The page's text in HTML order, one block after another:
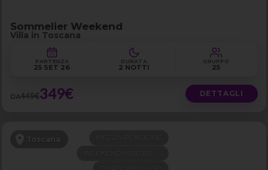
Sommelier Weekend
Villa in Toscana
PARTENZA
25 SET 26
DURATA
2 NOTTI
GRUPPO
25
DA449€349€ DETTAGLI
Toscana